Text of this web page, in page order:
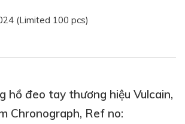
(Limited 100 pcs)
hồ đeo tay thương hiệu Vulcain,
Chronograph, Ref no: